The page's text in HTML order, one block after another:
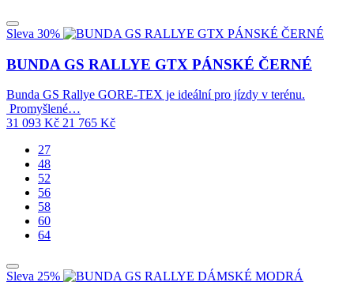
Sleva 30%
BUNDA GS RALLYE GTX PÁNSKÉ ČERNÉ
Bunda GS Rallye GORE-TEX je ideální pro jízdy v terénu.
Promyšlené…
31 093 Kč 21 765 Kč
27
48
52
56
58
60
64
Sleva 25%